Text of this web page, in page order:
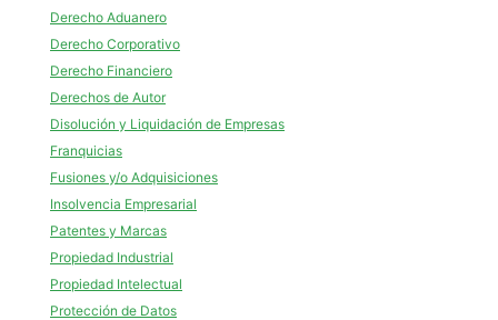
Derecho Aduanero
Derecho Corporativo
Derecho Financiero
Derechos de Autor
Disolución y Liquidación de Empresas
Franquicias
Fusiones y/o Adquisiciones
Insolvencia Empresarial
Patentes y Marcas
Propiedad Industrial
Propiedad Intelectual
Protección de Datos